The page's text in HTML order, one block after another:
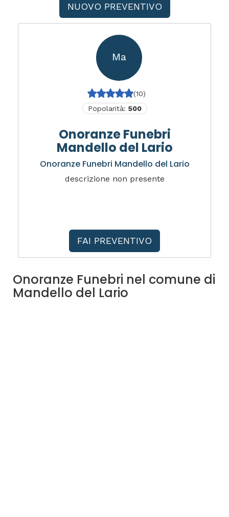
NUOVO PREVENTIVO
Ma
(10)
Popolarità: 500
Onoranze Funebri
Mandello del Lario
Onoranze Funebri Mandello del Lario
descrizione non presente
FAI PREVENTIVO
Onoranze Funebri nel comune di
Mandello del Lario